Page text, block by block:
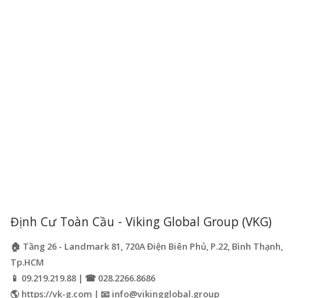
Định Cư Toàn Cầu - Viking Global Group (VKG)
🏠 Tầng 26 - Landmark 81, 720A Điện Biên Phủ, P.22, Bình Thạnh,
Tp.HCM
📱 09.219.219.88 | ☎ 028.2266.8686
🌎 https://vk-g.com | 📧 info@vikingglobal.group